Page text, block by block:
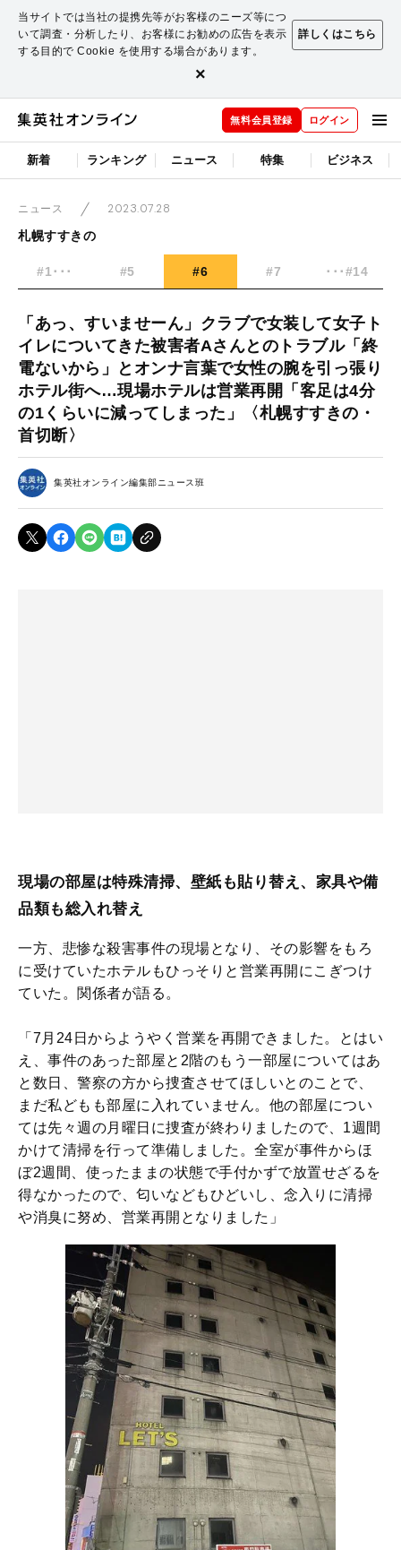
当サイトでは当社の提携先等がお客様のニーズ等につ
いて調査・分析したり、お客様にお勧めの広告を表示
する目的で Cookie を使用する場合があります。
詳しくはこちら
×
無料会員登録 ログイン
新着 ランキング ニュース 特集 ビジネス
ニュース
2023.07.28
札幌すすきの
#1･･･ #5 #6 #7 ･･･#14
「あっ、すいませーん」クラブで女装して女子ト
イレについてきた被害者Aさんとのトラブル「終
電ないから」とオンナ言葉で女性の腕を引っ張り
ホテル街へ…現場ホテルは営業再開「客足は4分
の1くらいに減ってしまった」〈札幌すすきの・
首切断〉
集英社オンライン編集部ニュース班
現場の部屋は特殊清掃、壁紙も貼り替え、家具や備
品類も総入れ替え
一方、悲惨な殺害事件の現場となり、その影響をもろ
に受けていたホテルもひっそりと営業再開にこぎつけ
ていた。関係者が語る。
「7月24日からようやく営業を再開できました。とはい
え、事件のあった部屋と2階のもう一部屋についてはあ
と数日、警察の方から捜査させてほしいとのことで、
まだ私どもも部屋に入れていません。他の部屋につい
ては先々週の月曜日に捜査が終わりましたので、1週間
かけて清掃を行って準備しました。全室が事件からほ
ぼ2週間、使ったままの状態で手付かずで放置せざるを
得なかったので、匂いなどもひどいし、念入りに清掃
や消臭に努め、営業再開となりました」